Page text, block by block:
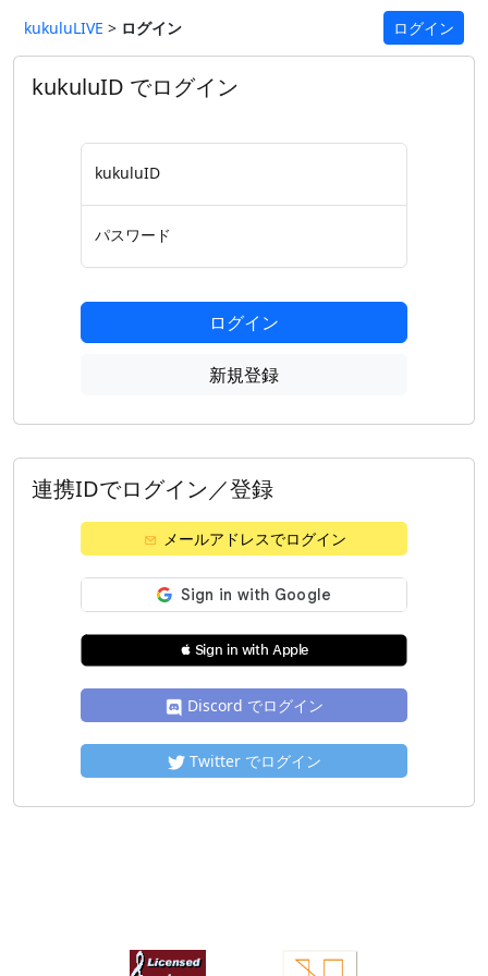
kukuluLIVE > ログイン ログイン
kukuluID でログイン
kukuluID
パスワード
ログイン
新規登録
連携IDでログイン／登録
メールアドレスでログイン
 Sign in with Apple
Discord でログイン
Twitter でログイン